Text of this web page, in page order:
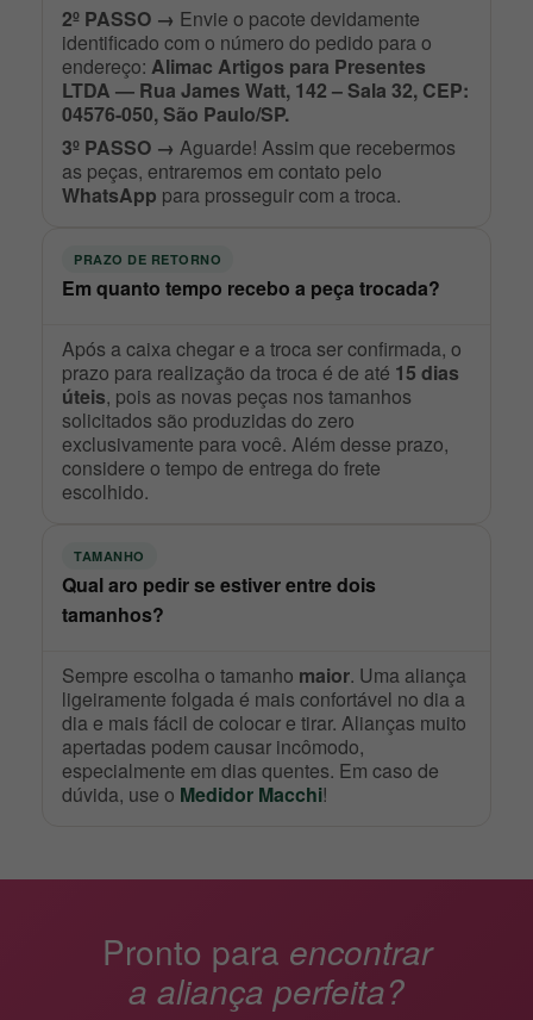
2º PASSO → Envie o pacote devidamente
identificado com o número do pedido para o
endereço: Alimac Artigos para Presentes
LTDA — Rua James Watt, 142 – Sala 32, CEP:
04576-050, São Paulo/SP.
3º PASSO → Aguarde! Assim que recebermos
as peças, entraremos em contato pelo
WhatsApp para prosseguir com a troca.
PRAZO DE RETORNO
Em quanto tempo recebo a peça trocada?
Após a caixa chegar e a troca ser confirmada, o
prazo para realização da troca é de até 15 dias
úteis, pois as novas peças nos tamanhos
solicitados são produzidas do zero
exclusivamente para você. Além desse prazo,
considere o tempo de entrega do frete
escolhido.
TAMANHO
Qual aro pedir se estiver entre dois
tamanhos?
Sempre escolha o tamanho maior. Uma aliança
ligeiramente folgada é mais confortável no dia a
dia e mais fácil de colocar e tirar. Alianças muito
apertadas podem causar incômodo,
especialmente em dias quentes. Em caso de
dúvida, use o Medidor Macchi!
Pronto para encontrar
a aliança perfeita?